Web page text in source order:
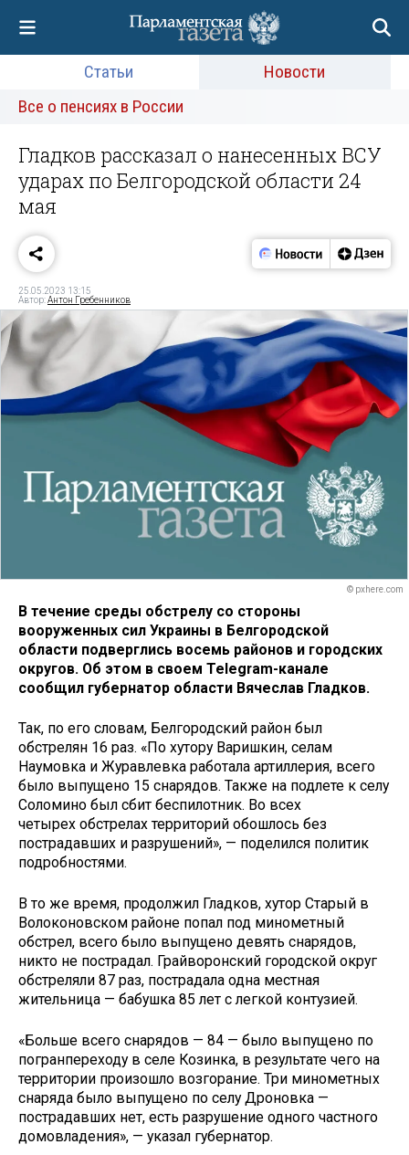
Статьи
Новости
Все о пенсиях в России
Гладков рассказал о нанесенных ВСУ
ударах по Белгородской области 24
мая
25.05.2023 13:15
Автор:Антон Гребенников
© pxhere.com
В течение среды обстрелу со стороны
вооруженных сил Украины в Белгородской
области подверглись восемь районов и городских
округов. Об этом в своем Telegram-канале
сообщил губернатор области Вячеслав Гладков.
Так, по его словам, Белгородский район был
обстрелян 16 раз. «По хутору Варишкин, селам
Наумовка и Журавлевка работала артиллерия, всего
было выпущено 15 снарядов. Также на подлете к селу
Соломино был сбит беспилотник. Во всех
четырех обстрелах территорий обошлось без
пострадавших и разрушений», — поделился политик
подробностями.
В то же время, продолжил Гладков, хутор Старый в
Волоконовском районе попал под минометный
обстрел, всего было выпущено девять снарядов,
никто не пострадал. Грайворонский городской округ
обстреляли 87 раз, пострадала одна местная
жительница — бабушка 85 лет с легкой контузией.
«Больше всего снарядов — 84 — было выпущено по
погранпереходу в селе Козинка, в результате чего на
территории произошло возгорание. Три минометных
снаряда было выпущено по селу Дроновка —
пострадавших нет, есть разрушение одного частного
домовладения», — указал губернатор.